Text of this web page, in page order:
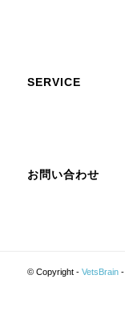
SERVICE
お問い合わせ
© Copyright - VetsBrain-